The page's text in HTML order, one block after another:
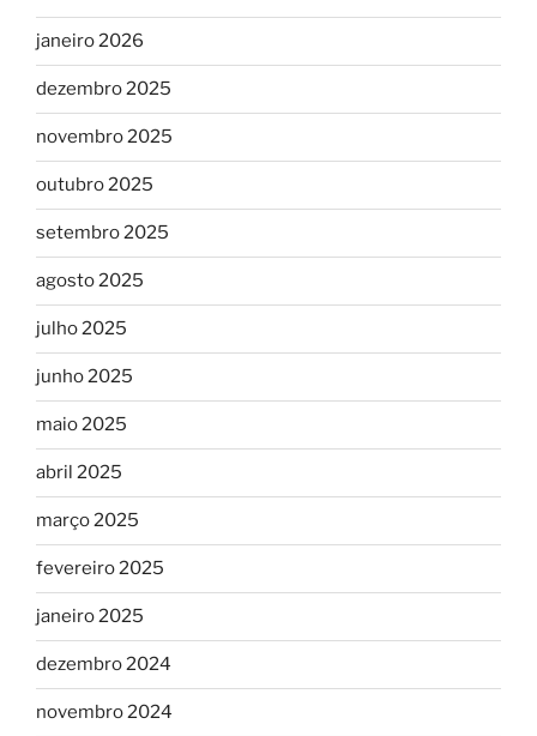
janeiro 2026
dezembro 2025
novembro 2025
outubro 2025
setembro 2025
agosto 2025
julho 2025
junho 2025
maio 2025
abril 2025
março 2025
fevereiro 2025
janeiro 2025
dezembro 2024
novembro 2024